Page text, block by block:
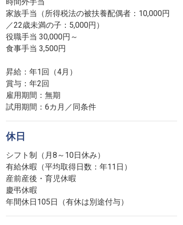
家族手当（所得税法の被扶養配偶者：10,000円
／22歳未満の子：5,000円）
役職手当 30,000円～
食事手当 3,500円
昇給：年1回（4月）
賞与：年2回
雇用期間：無期
試用期間：6カ月／同条件
休日
シフト制（月8～10日休み）
有給休暇（平均取得日数：年11日）
産前産後・育児休暇
慶弔休暇
年間休日105日（有休は別途付与）